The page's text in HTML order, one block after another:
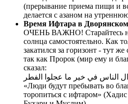
(прерывание приема пищи и
делается с азаном на
Время Ифтара в Дворянском
ОЧЕНЬ ВАЖНО! Старайтесь
солнца самостоятельно. Как
закатился за горизонт - тут
так как Пророк (мир ему и
сказал:
الناس في خير ما عجلوا الفطر
«Люди будут пребывать во
торопиться с ифтаром»